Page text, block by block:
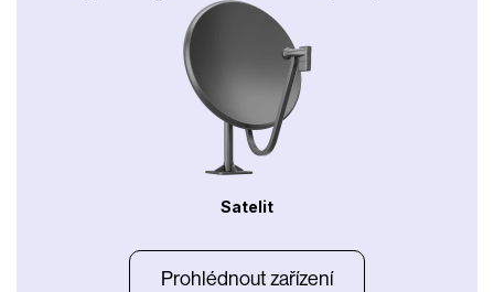
Satelit
Prohlédnout zařízení